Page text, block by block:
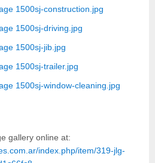
gallery online at:
index.php/item/319-jlg-